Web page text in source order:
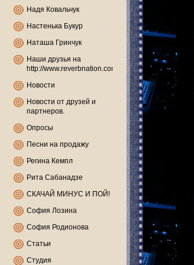
Надя Ковальчук
Настенька Букур
Наташа Гринчук
Наши друзья на
http://www.reverbnation.com
Новости
Новости от друзей и
партнеров.
Опросы
Песни на продажу
Регина Кемпл
Рита Сабанадзе
СКАЧАЙ МИНУС И ПОЙ!
София Лозина
София Родионова
Статьи
Студия